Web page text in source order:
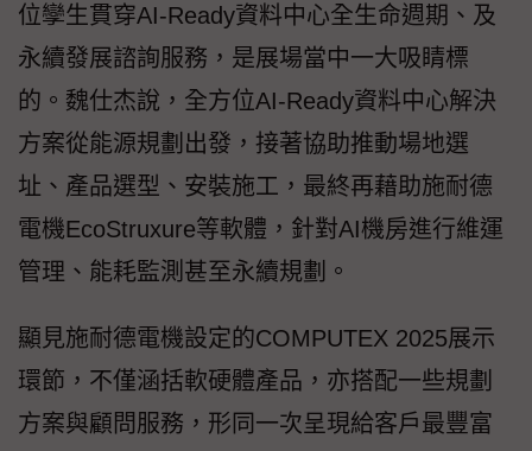
位孿生貫穿AI-Ready資料中心全生命週期、及
永續發展諮詢服務，是展場當中一大吸睛標
的。魏仕杰說，全方位AI-Ready資料中心解決
方案從能源規劃出發，接著協助推動場地選
址、產品選型、安裝施工，最終再藉助施耐德
電機EcoStruxure等軟體，針對AI機房進行維運
管理、能耗監測甚至永續規劃。
顯見施耐德電機設定的COMPUTEX 2025展示
環節，不僅涵括軟硬體產品，亦搭配一些規劃
方案與顧問服務，形同一次呈現給客戶最豐富